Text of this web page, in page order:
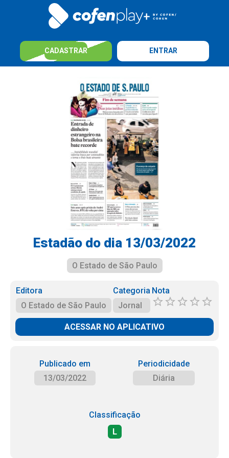
CADASTRAR ENTRAR
Estadão do dia 13/03/2022
O Estado de São Paulo
Editora
O Estado de São Paulo
Categoria
Jornal
Nota
ACESSAR NO APLICATIVO
Publicado em
13/03/2022
Periodicidade
Diária
Classificação
L